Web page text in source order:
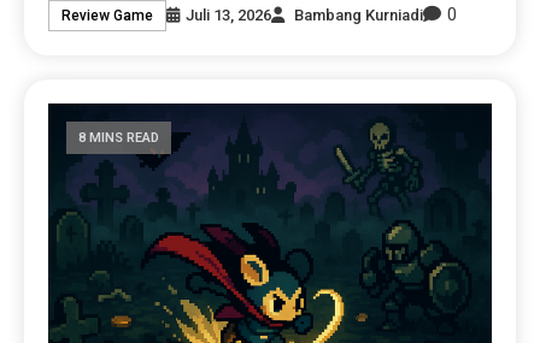
Review Game Juli 13, 2026 Bambang Kurniadi 0
8 MINS READ